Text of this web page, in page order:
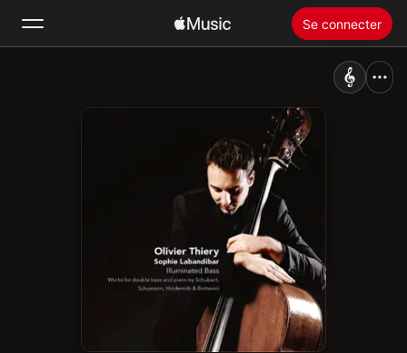
Se connecter
Installer Apple Music